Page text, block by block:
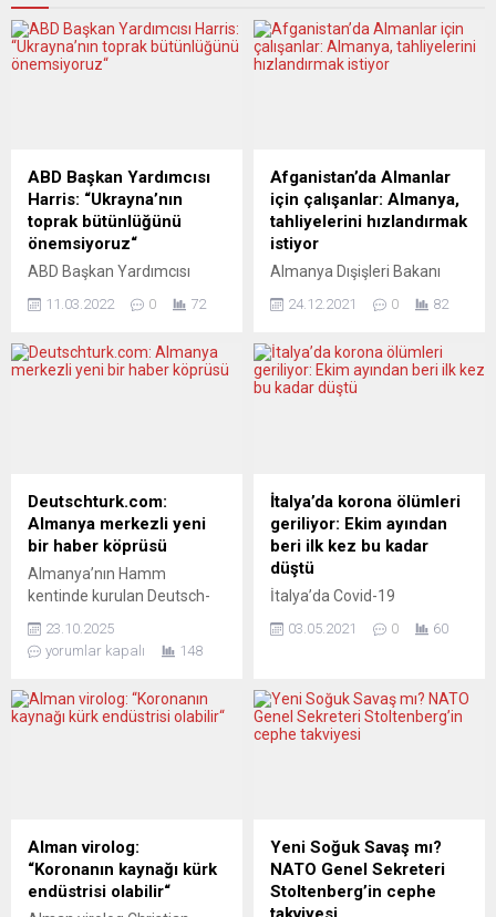
ABD Başkan Yardımcısı
Harris: “Ukrayna’nın
toprak bütünlüğünü
önemsiyoruz“
ABD Başkan Yardımcısı
toprak bütünlüğü ve
dedi. Polonya’nın başkenti
Varşova’da Kanada
araya gelmekten mutluluk
duyduğunu belirterek
Kanada’nın Ukrayna’ya
yönelik desteklerini takdirle
karşıladığını ifade etti.
Rusya’nın Ukrayna’ya
yönelik sebepsiz...
11.03.2022 0 72
Afganistan’da Almanlar
için çalışanlar: Almanya,
tahliyelerini hızlandırmak
istiyor
Almanya Dışişleri Bakanı
Afganistan’da geçmişte
çalışmış savunmasız
insanların tahliyesini
hazırladığı eylem planını
anlattı. Risk altındaki
Afganların Almanya’ya
girişini kolaylaştırmak için
bürokratik engelleri
kaldıracaklarını belirten
Baerbock, Almanya’nın
24.12.2021 0 82
Deutschturk.com:
Almanya merkezli yeni
bir haber köprüsü
Almanya’nın Hamm
kentinde kurulan Deutsch-
önce yayın hayatına
başlayan bağımsız haber
hem Almanya’dan hem
Türkiye’den hem de
Müdür Mahmut İlhan’ın
girişimleriyle hayata geçen
portal, geniş bir gazeteci ve
23.10.2025
yorumlar kapalı
148
İtalya’da korona ölümleri
geriliyor: Ekim ayından
beri ilk kez bu kadar
düştü
İtalya’da Covid-19
kaybedenlerin sayısı 121 bin
göre, dün, ülkede son 24
saat itibariyle yapılan 156
geçen 14 ayda toplam vaka
sayısı 4 milyon 44 bin
762’ye...
03.05.2021 0 60
Alman virolog:
“Koronanın kaynağı kürk
endüstrisi olabilir“
Yeni Soğuk Savaş mı?
NATO Genel Sekreteri
Stoltenberg’in cephe